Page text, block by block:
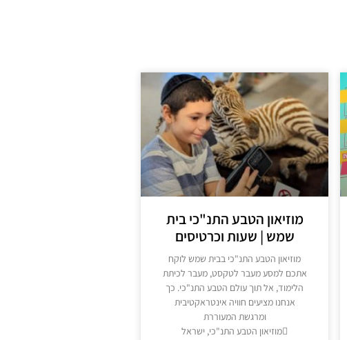
מוזיאון הטבע התנ"כי בית
שמש | שעות וכרטיסים
מוזיאון הטבע התנ"כי בבית שמש לוקח
אתכם למסע מעבר לטקסט, מעבר לכיתת
הלימוד, אל תוך עולם הטבע התנ"כי. כך
אנחנו מציעים חוויה אינטראקטיבית
ומרגשת המעוררת
מוזיאון הטבע התנ"כי, ישראל